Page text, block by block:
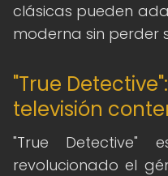
clásicas pueden
moderna sin perder
"True
televisión
"True
revolucionado el